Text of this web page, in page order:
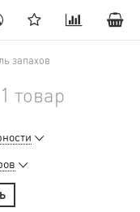
запахов
1 товар